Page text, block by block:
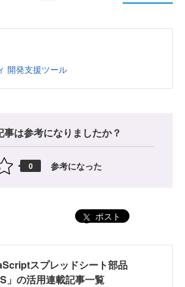
開発支援ツール
事は参考になりましたか？
0 参考になった
ポスト
スプレッドシート部品
」の活用連載記事一覧